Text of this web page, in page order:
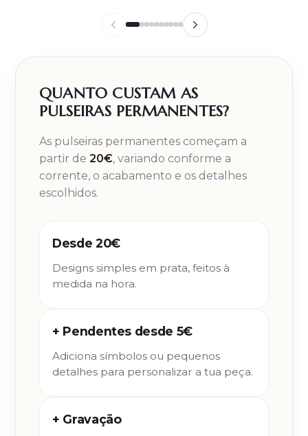
QUANTO CUSTAM AS
PULSEIRAS PERMANENTES?
As pulseiras permanentes começam a
partir de 20€, variando conforme a
corrente, o acabamento e os detalhes
escolhidos.
Desde 20€
Designs simples em prata, feitos à
medida na hora.
+ Pendentes desde 5€
Adiciona símbolos ou pequenos
detalhes para personalizar a tua peça.
+ Gravação